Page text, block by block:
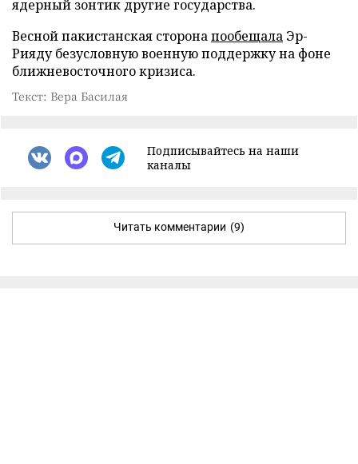
ядерный зонтик другие государства.
Весной пакистанская сторонапообещала Эр-
Рияду безусловную военную поддержку на фоне
ближневосточного кризиса.
Текст: Вера Басилая
Подписывайтесь на наши
каналы
Читать комментарии (9)